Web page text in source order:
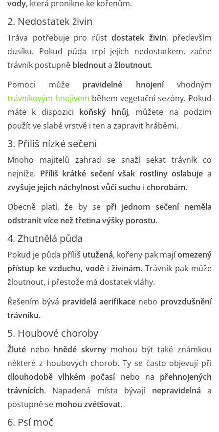
vody, která pronikne ke kořenům.
2. Nedostatek živin
Tráva potřebuje pro růst dostatek živin, především
dusíku. Pokud půda trpí jejich nedostatkem, začne
trávník postupně blednouta žloutnout.
Pomoci může pravidelné hnojenívhodným
trávníkovým hnojivem během vegetační sezóny. Pokud
máte k dispozici koňský hnůj, můžete na podzim
použít ve slabé vrstvě i ten a zapravit hráběmi.
3. Příliš nízké sečení
Mnoho majitelů zahrad se snaží sekat trávník co
nejníže. Příliš krátké sečení však rostliny oslabuje a
zvyšuje jejich náchylnost vůči suchu i chorobám.
Obecně platí, že by se při jednom sečení neměla
odstranit více než třetina výšky porostu.
4. Zhutnělá půda
Pokud je půda příliš utužená, kořeny pak majíomezený
přístup ke vzduchu, voděiživinám. Trávník pak může
žloutnout, i přestože má dostatek vláhy.
Řešením bývá pravidelá aerifikace nebo provzdušnění
trávníku.
5. Houbové choroby
Žluté nebo hnědé skvrnymohou být také známkou
některé z houbových chorob. Ty se často objevují při
dlouhodobě vlhkém počasínebo na přehnojených
trávnících. Napadená místa bývají nepravidelná a
postupně se mohou zvětšovat.
6. Psí moč